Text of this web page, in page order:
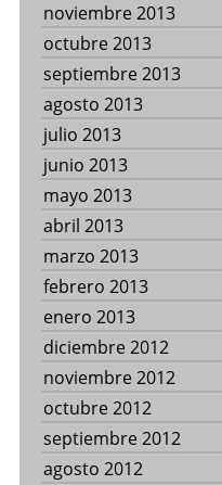
noviembre 2013
octubre 2013
septiembre 2013
agosto 2013
julio 2013
junio 2013
mayo 2013
abril 2013
marzo 2013
febrero 2013
enero 2013
diciembre 2012
noviembre 2012
octubre 2012
septiembre 2012
agosto 2012